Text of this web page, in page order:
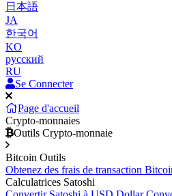
日本語
JA
한국어
KO
русский
RU
Se Connecter
Page d'accueil
Crypto-monnaies
Outils Crypto-monnaie
Bitcoin Outils
Obtenez des frais de transaction
Calculatrices Satoshi